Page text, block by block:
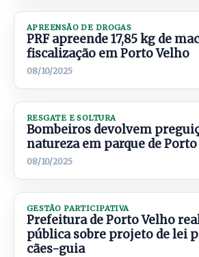
APREENSÃO DE DROGAS
PRF apreende 17,85 kg de
fiscalização em Porto Velho
08/10/2025
RESGATE E SOLTURA
Bombeiros devolvem
natureza em parque de
08/10/2025
GESTÃO PARTICIPATIVA
Prefeitura de Porto Velho
pública sobre projeto de lei
cães-guia